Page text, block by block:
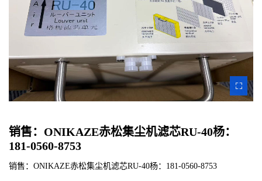
销售：ONIKAZE赤松集尘机滤芯RU-40杨：
181-0560-8753
销售：ONIKAZE赤松集尘机滤芯RU-40杨：181-0560-8753